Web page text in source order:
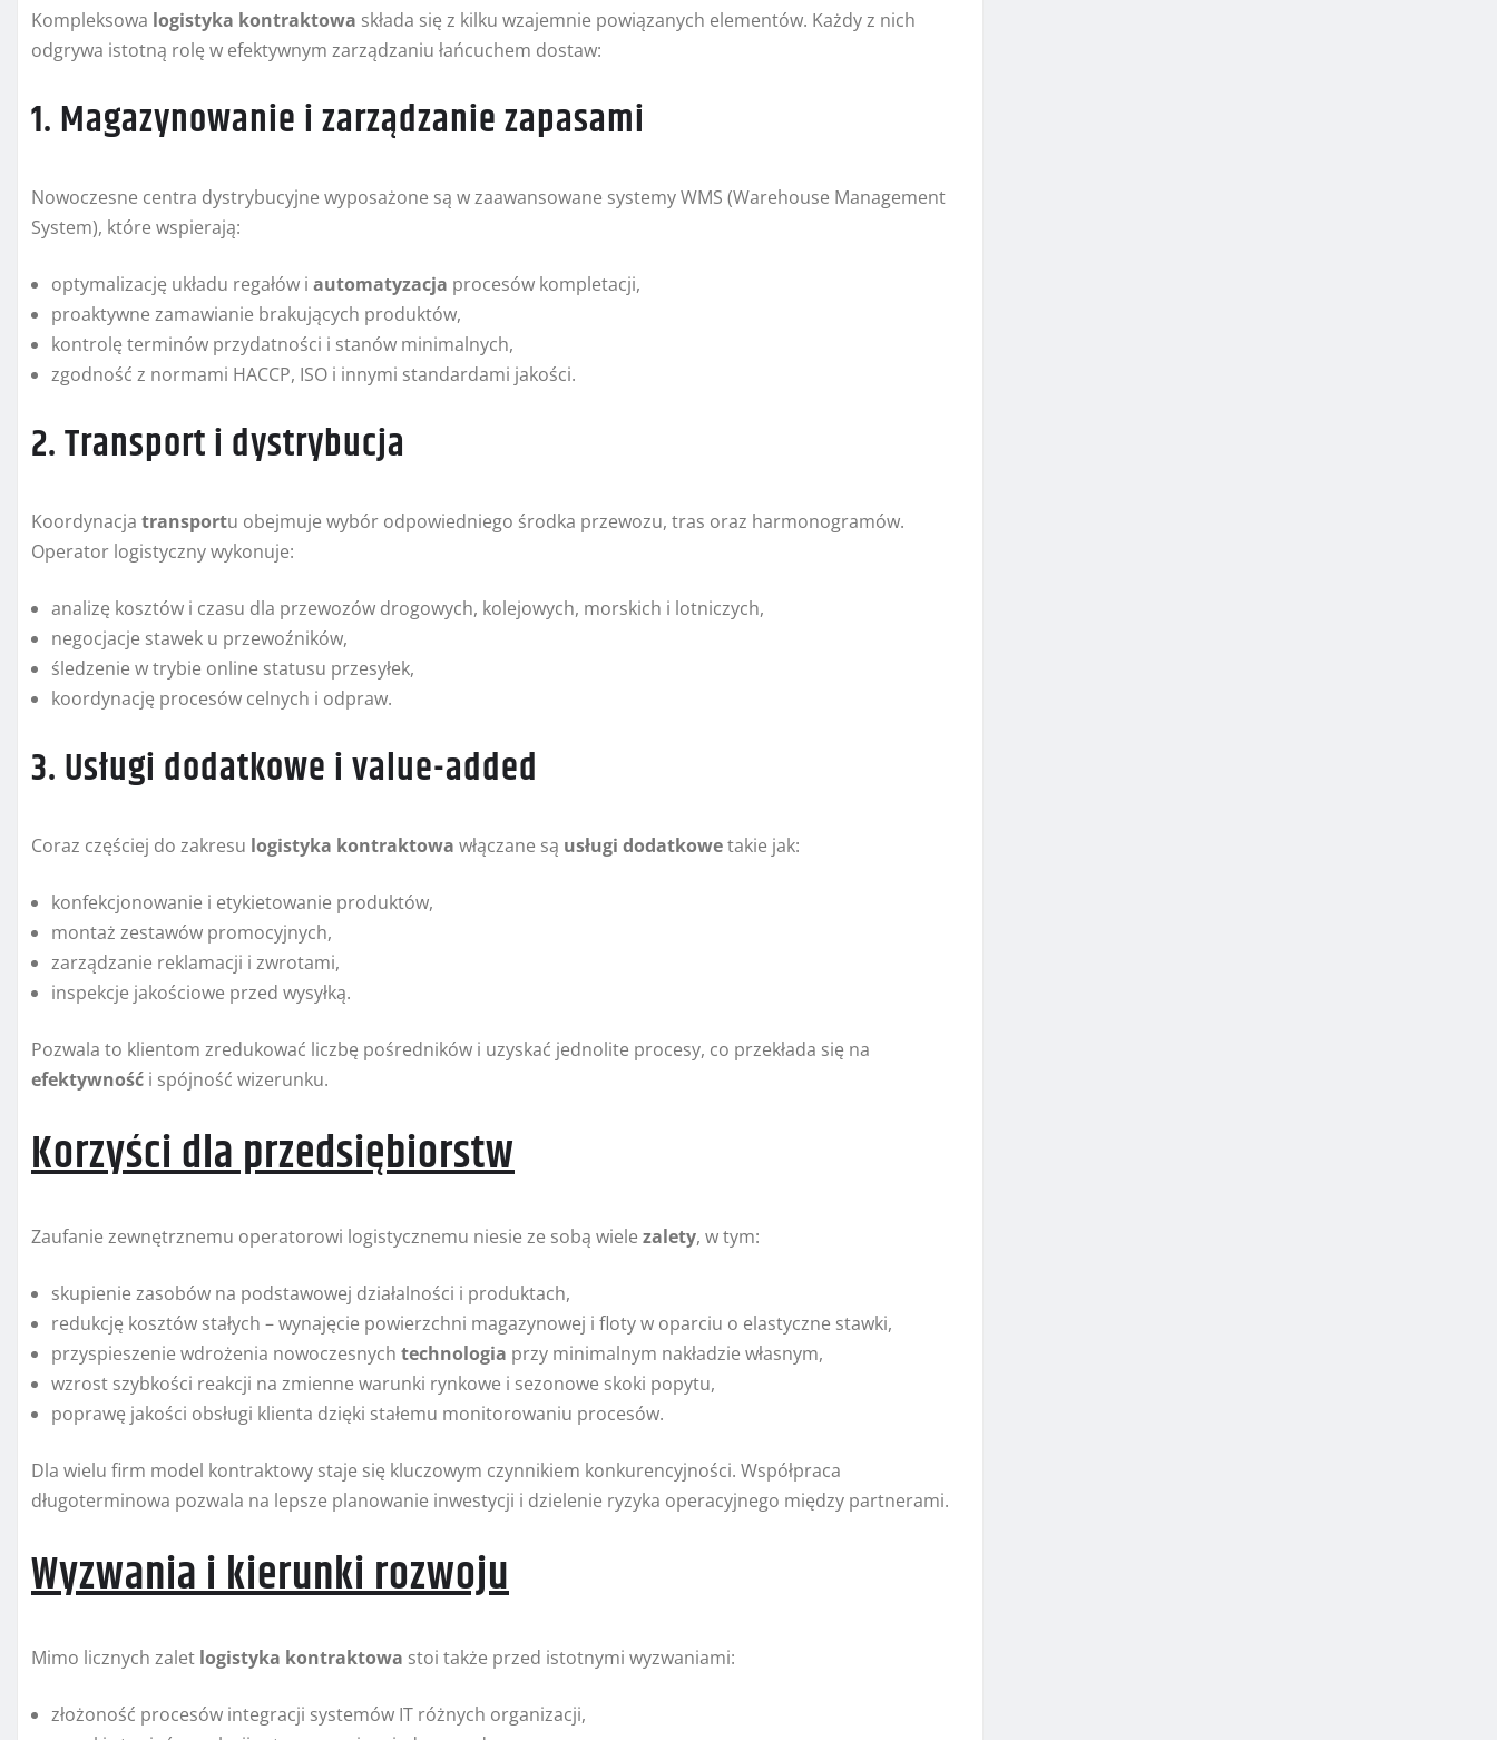
Kompleksowa logistyka kontraktowa składa się z kilku wzajemnie powiązanych elementów. Każdy z nich
odgrywa istotną rolę w efektywnym zarządzaniu łańcuchem dostaw:
1. Magazynowanie i zarządzanie zapasami
Nowoczesne centra dystrybucyjne wyposażone są w zaawansowane systemy WMS (Warehouse Management
System), które wspierają:
optymalizację układu regałów i automatyzacja procesów kompletacji,
proaktywne zamawianie brakujących produktów,
kontrolę terminów przydatności i stanów minimalnych,
zgodność z normami HACCP, ISO i innymi standardami jakości.
2. Transport i dystrybucja
Koordynacja transportu obejmuje wybór odpowiedniego środka przewozu, tras oraz harmonogramów.
Operator logistyczny wykonuje:
analizę kosztów i czasu dla przewozów drogowych, kolejowych, morskich i lotniczych,
negocjacje stawek u przewoźników,
śledzenie w trybie online statusu przesyłek,
koordynację procesów celnych i odpraw.
3. Usługi dodatkowe i value-added
Coraz częściej do zakresu logistyka kontraktowa włączane są usługi dodatkowetakie jak:
konfekcjonowanie i etykietowanie produktów,
montaż zestawów promocyjnych,
zarządzanie reklamacji i zwrotami,
inspekcje jakościowe przed wysyłką.
Pozwala to klientom zredukować liczbę pośredników i uzyskać jednolite procesy, co przekłada się na
efektywność i spójność wizerunku.
Korzyści dla przedsiębiorstw
Zaufanie zewnętrznemu operatorowi logistycznemu niesie ze sobą wiele zalety, w tym:
skupienie zasobów na podstawowej działalności i produktach,
redukcję kosztów stałych – wynajęcie powierzchni magazynowej i floty w oparciu o elastyczne stawki,
przyspieszenie wdrożenia nowoczesnych technologia przy minimalnym nakładzie własnym,
wzrost szybkości reakcji na zmienne warunki rynkowe i sezonowe skoki popytu,
poprawę jakości obsługi klienta dzięki stałemu monitorowaniu procesów.
Dla wielu firm model kontraktowy staje się kluczowym czynnikiem konkurencyjności. Współpraca
długoterminowa pozwala na lepsze planowanie inwestycji i dzielenie ryzyka operacyjnego między partnerami.
Wyzwania i kierunki rozwoju
Mimo licznych zalet logistyka kontraktowa stoi także przed istotnymi wyzwaniami:
złożoność procesów integracji systemów IT różnych organizacji,